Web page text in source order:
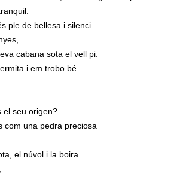
ple de bellesa i silenci.
cabana sota el vell pi.
i em trobo bé.
el seu origen?
com una pedra preciosa
el núvol i la boira.